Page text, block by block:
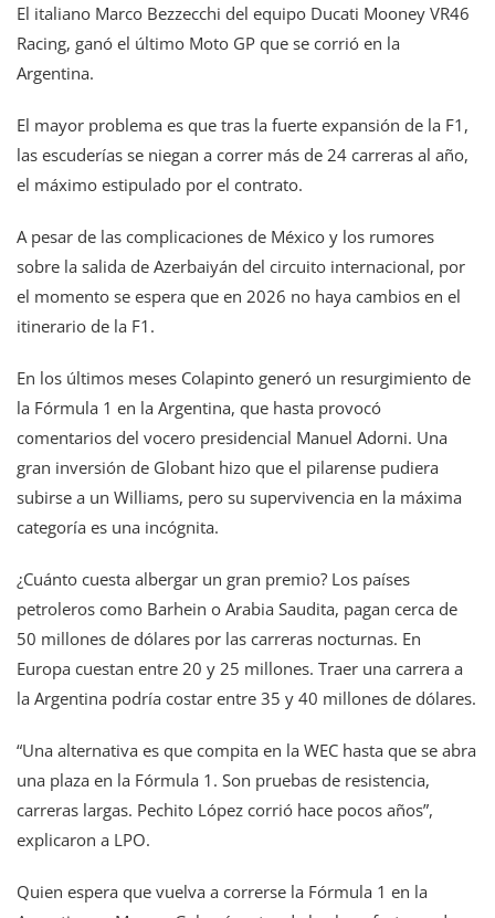
El italiano Marco Bezzecchi del equipo Ducati Mooney VR46
Racing, ganó el último Moto GP que se corrió en la
Argentina.
El mayor problema es que tras la fuerte expansión de la F1,
las escuderías se niegan a correr más de 24 carreras al año,
el máximo estipulado por el contrato.
A pesar de las complicaciones de México y los rumores
sobre la salida de Azerbaiyán del circuito internacional, por
el momento se espera que en 2026 no haya cambios en el
itinerario de la F1.
En los últimos meses Colapinto generó un resurgimiento de
la Fórmula 1 en la Argentina, que hasta provocó
comentarios del vocero presidencial Manuel Adorni. Una
gran inversión de Globant hizo que el pilarense pudiera
subirse a un Williams, pero su supervivencia en la máxima
categoría es una incógnita.
¿Cuánto cuesta albergar un gran premio? Los países
petroleros como Barhein o Arabia Saudita, pagan cerca de
50 millones de dólares por las carreras nocturnas. En
Europa cuestan entre 20 y 25 millones. Traer una carrera a
la Argentina podría costar entre 35 y 40 millones de dólares.
“Una alternativa es que compita en la WEC hasta que se abra
una plaza en la Fórmula 1. Son pruebas de resistencia,
carreras largas. Pechito López corrió hace pocos años”,
explicaron a LPO.
Quien espera que vuelva a correrse la Fórmula 1 en la